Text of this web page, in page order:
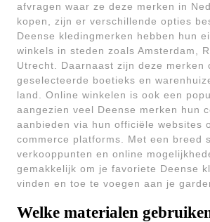
afvragen waar ze deze merken in
kopen, zijn er verschillende opties
Deense kledingmerken hebben hun
winkels in steden zoals Amsterdam,
Utrecht. Daarnaast zijn deze merken
geselecteerde boetieks en
land. Online winkelen is ook een
aangezien veel Deense merken hun
aanbieden via hun officiële websites
commerce platforms. Met een breed
verkooppunten en online
gemakkelijk om je favoriete Deense
vinden en toe te voegen aan je
Welke materialen